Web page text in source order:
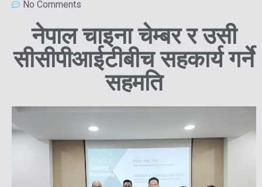
No Comments
नेपाल चाइना चेम्बर र उसी
सीसीपीआईटीबीच सहकार्य गर्ने
सहमति